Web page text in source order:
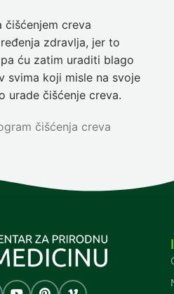
čišćenjem creva
zdravlja, jer to
ću zatim uraditi blago
svima koji misle na svoje
urade čišćenje creva.
čišćenja creva